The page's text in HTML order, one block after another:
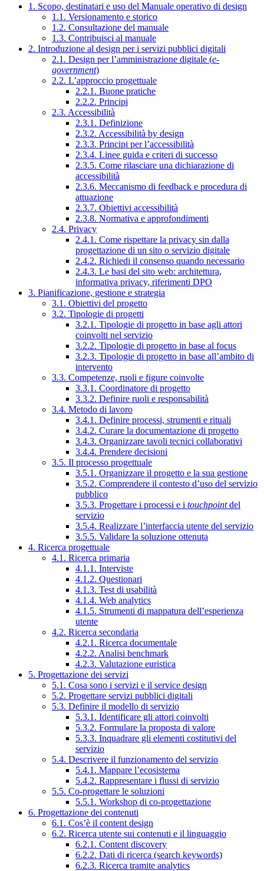
1. Scopo, destinatari e uso del Manuale operativo di design
1.1. Versionamento e storico
1.2. Consultazione del manuale
1.3. Contribuisci al manuale
2. Introduzione al design per i servizi pubblici digitali
2.1. Design per l’amministrazione digitale (e-
government)
2.2. L’approccio progettuale
2.2.1. Buone pratiche
2.2.2. Principi
2.3. Accessibilità
2.3.1. Definizione
2.3.2. Accessibilità by design
2.3.3. Principi per l’accessibilità
2.3.4. Linee guida e criteri di successo
2.3.5. Come rilasciare una dichiarazione di
accessibilità
2.3.6. Meccanismo di feedback e procedura di
attuazione
2.3.7. Obiettivi accessibilità
2.3.8. Normativa e approfondimenti
2.4. Privacy
2.4.1. Come rispettare la privacy sin dalla
progettazione di un sito o servizio digitale
2.4.2. Richiedi il consenso quando necessario
2.4.3. Le basi del sito web: architettura,
informativa privacy, riferimenti DPO
3. Pianificazione, gestione e strategia
3.1. Obiettivi del progetto
3.2. Tipologie di progetti
3.2.1. Tipologie di progetto in base agli attori
coinvolti nel servizio
3.2.2. Tipologie di progetto in base al focus
3.2.3. Tipologie di progetto in base all’ambito di
intervento
3.3. Competenze, ruoli e figure coinvolte
3.3.1. Coordinatore di progetto
3.3.2. Definire ruoli e responsabilità
3.4. Metodo di lavoro
3.4.1. Definire processi, strumenti e rituali
3.4.2. Curare la documentazione di progetto
3.4.3. Organizzare tavoli tecnici collaborativi
3.4.4. Prendere decisioni
3.5. Il processo progettuale
3.5.1. Organizzare il progetto e la sua gestione
3.5.2. Comprendere il contesto d’uso del servizio
pubblico
3.5.3. Progettare i processi e i touchpointdel
servizio
3.5.4. Realizzare l’interfaccia utente del servizio
3.5.5. Validare la soluzione ottenuta
4. Ricerca progettuale
4.1. Ricerca primaria
4.1.1. Interviste
4.1.2. Questionari
4.1.3. Test di usabilità
4.1.4. Web analytics
4.1.5. Strumenti di mappatura dell’esperienza
utente
4.2. Ricerca secondaria
4.2.1. Ricerca documentale
4.2.2. Analisi benchmark
4.2.3. Valutazione euristica
5. Progettazione dei servizi
5.1. Cosa sono i servizi e il service design
5.2. Progettare servizi pubblici digitali
5.3. Definire il modello di servizio
5.3.1. Identificare gli attori coinvolti
5.3.2. Formulare la proposta di valore
5.3.3. Inquadrare gli elementi costitutivi del
servizio
5.4. Descrivere il funzionamento del servizio
5.4.1. Mappare l’ecosistema
5.4.2. Rappresentare i flussi di servizio
5.5. Co-progettare le soluzioni
5.5.1. Workshop di co-progettazione
6. Progettazione dei contenuti
6.1. Cos’è il content design
6.2. Ricerca utente sui contenuti e il linguaggio
6.2.1. Content discovery
6.2.2. Dati di ricerca (search keywords)
6.2.3. Ricerca tramite analytics